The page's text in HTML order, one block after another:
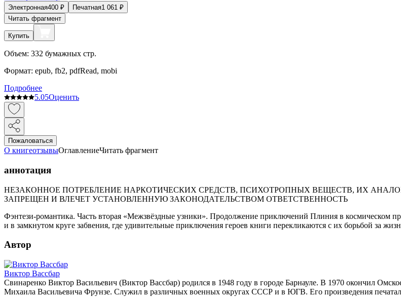
Электронная400 ₽ Печатная1 061 ₽
Читать фрагмент
Купить
Объем: 332 бумажных стр.
Формат: epub, fb2, pdfRead, mobi
Подробнее
5.05Оценить
Пожаловаться
О книгеотзывыОглавлениеЧитать фрагмент
аннотация
НЕЗАКОННОЕ ПОТРЕБЛЕНИЕ НАРКОТИЧЕСКИХ СРЕДСТВ, ПСИХОТРОПНЫХ ВЕЩЕСТВ, ИХ
ЗАПРЕЩЕН И ВЛЕЧЕТ УСТАНОВЛЕННУЮ ЗАКОНОДАТЕЛЬСТВОМ ОТВЕТСТВЕННОСТЬ
Фэнтези-романтика. Часть вторая «Межзвёздные узники». Продолжение приключений Плиния в космическом
и в замкнутом круге забвения, где удивительные приключения героев книги перекликаются с их борьбой за
Автор
Виктор Вассбар
Свинаренко Виктор Васильевич (Виктор Вассбар) родился в 1948 году в городе Барнауле. В 1970 окончил
Михаила Васильевича Фрунзе. Служил в различных военных округах СССР и в ЮГВ. Его произведения